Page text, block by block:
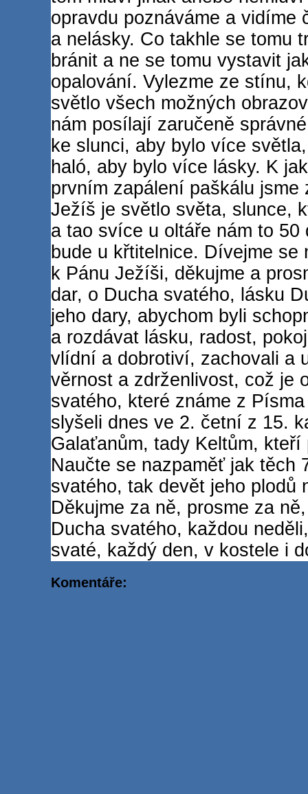
opravdu poznáváme a vidíme
a nelásky. Co takhle se tomu
bránit a ne se tomu vystavit
opalování. Vylezme ze stínu,
světlo všech možných
nám posílají zaručeně
ke slunci, aby bylo více
haló, aby bylo více lásky. K
prvním zapálení paškálu
Ježíš je světlo světa, slunce,
a tao svíce u oltáře nám to 50
bude u křtitelnice. Dívejme se
k Pánu Ježíši, děkujme a
dar, o Ducha svatého, lásku
jeho dary, abychom byli
a rozdávat lásku, radost,
vlídní a dobrotiví, zachovali a
věrnost a zdrženlivost, což je
svatého, které známe z
slyšeli dnes ve 2. četní z 15.
Galaťanům, tady Keltům,
Naučte se nazpaměť jak těch
svatého, tak devět jeho plodů
Děkujme za ně, prosme za
Ducha svatého, každou
svaté, každý den, v kostele i
Komentáře: